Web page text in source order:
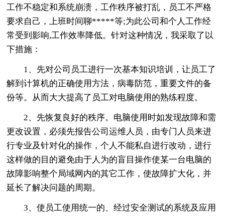
工作不稳定和系统崩溃，工作秩序被打乱，员工不严格
要求自己，上班时间聊*****等;为此公司和个人工作经
常受到影响,工作效率降低。针对这种情况，我采取了以
下措施：
1、先对公司员工进行一次基本知识培训，让员工了
解到计算机的正确使用方法，病毒防范，重要文件的备
份等。从而大大提高了员工对电脑使用的熟练程度。
2、先恢复良好的秩序。电脑使用时如发现故障和需
更改设置，必须先报告公司运维人员，由专门人员来进
行专业及针对化的操作，个人不能私自进行改动，进行
这样做的目的避免由于人为的盲目操作使某一台电脑的
故障影响整个局域网内的其它工作，使故障扩大化，并
延长了解决问题的周期。
3、使员工使用统一的、经过安全测试的系统及应用